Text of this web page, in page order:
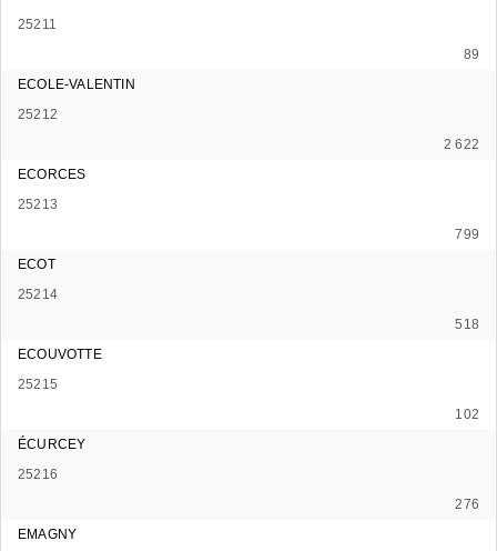
25211
89
ECOLE-VALENTIN
25212
2 622
ECORCES
25213
799
ECOT
25214
518
ECOUVOTTE
25215
102
ÉCURCEY
25216
276
EMAGNY